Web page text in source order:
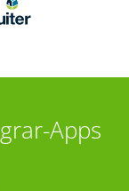
Apps